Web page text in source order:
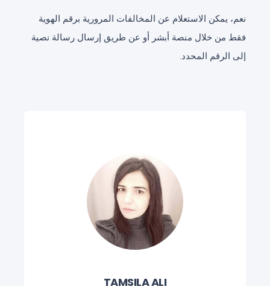
نعم، يمكن الاستعلام عن المخالفات المرورية برقم الهوية
فقط من خلال منصة أبشر أو عن طريق إرسال رسالة نصية
إلى الرقم المحدد.
TAMSILA ALI